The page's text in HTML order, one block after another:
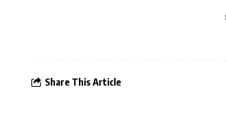
Share This Article